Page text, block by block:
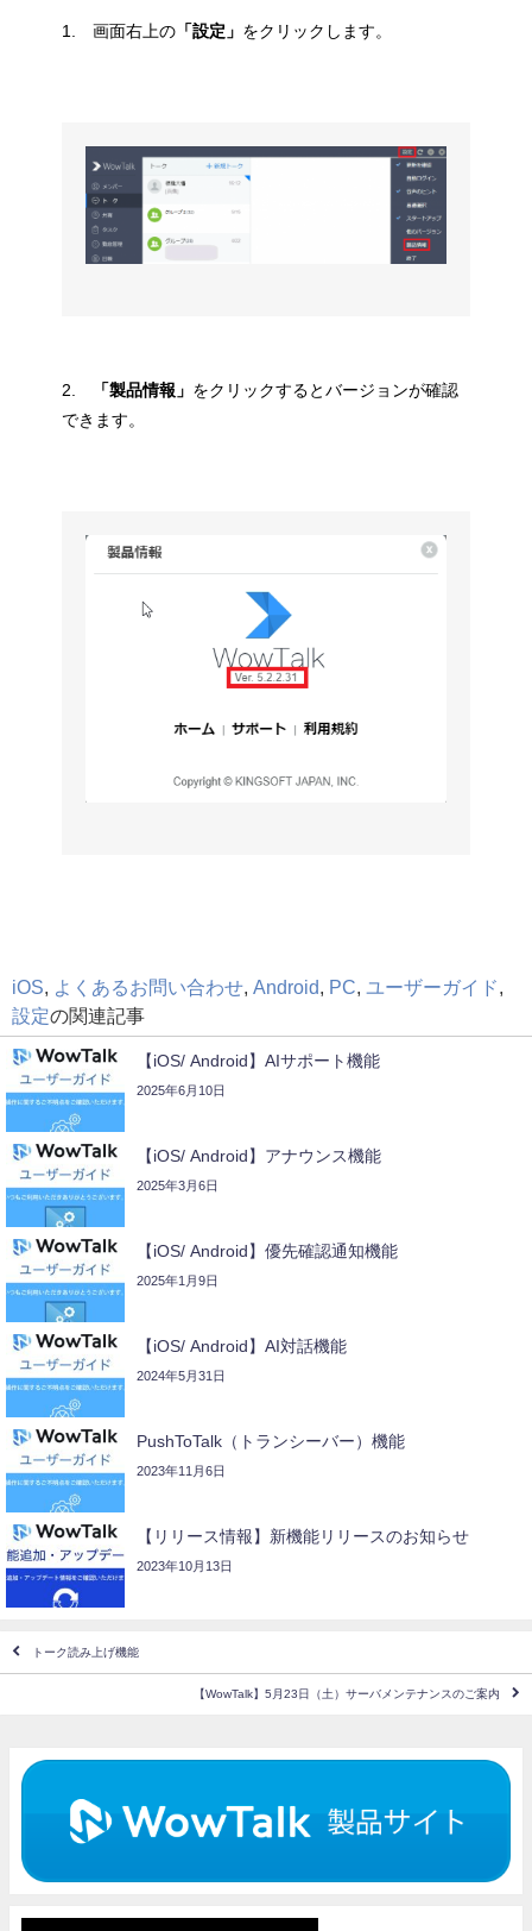
1. 画面右上の 「設定」 をクリックします。
2. 「製品情報」 をクリックするとバージョンが確認
できます。
iOS, よくあるお問い合わせ, Android, PC, ユーザーガイド,
設定の関連記事
【iOS/ Android】AIサポート機能
2025年6月10日
【iOS/ Android】アナウンス機能
2025年3月6日
【iOS/ Android】優先確認通知機能
2025年1月9日
【iOS/ Android】AI対話機能
2024年5月31日
PushToTalk（トランシーバー）機能
2023年11月6日
【リリース情報】新機能リリースのお知らせ
2023年10月13日
トーク読み上げ機能
【WowTalk】5月23日（土）サーバメンテナンスのご案内